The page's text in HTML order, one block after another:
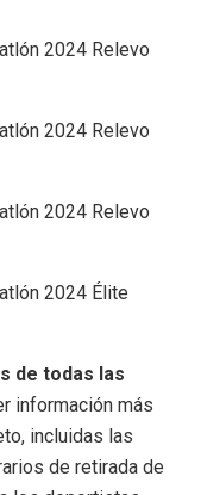
2024 Relevo
2024 Relevo
2024 Relevo
2024 Élite
de todas las
información más
incluidas las
de retirada de